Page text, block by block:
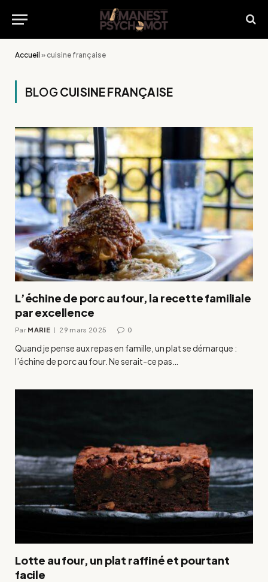
Accueil » cuisine française
BLOGCUISINE FRANÇAISE
L’échine de porc au four, la recette familiale
par excellence
Par MARIE 29 mars 2025 0
Quand je pense aux repas en famille, un plat se démarque :
l’échine de porc au four. Ne serait-ce pas…
Lotte au four, un plat raffiné et pourtant
facile